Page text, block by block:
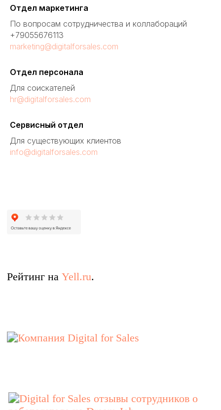
Отдел маркетинга
По вопросам сотрудничества и коллабораций
+79055676113
marketing@digitalforsales.com
Отдел персонала
Для соискателей
hr@digitalforsales.com
Сервисный отдел
Для существующих клиентов
info@digitalforsales.com